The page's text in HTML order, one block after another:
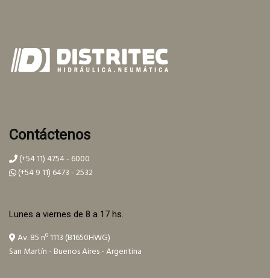
Contáctenos
(+54 11) 4754 - 6000
(+54 9 11) 6473 - 2532
Lunes a viernes de 8 a 17 hs.
Av. 85 nº 1113 (B1650HWG)
San Martín - Buenos Aires - Argentina